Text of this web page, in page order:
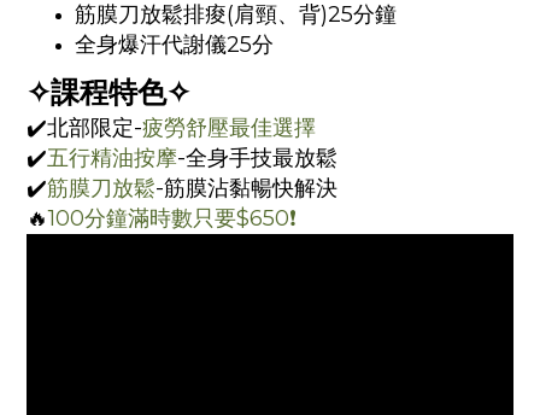
筋膜刀放鬆排痠(肩頸、背)25分鐘
全身爆汗代謝儀25分
✧課程特色✧
✔️北部限定-疲勞舒壓最佳選擇
✔️五行精油按摩-全身手技最放鬆
✔️筋膜刀放鬆-筋膜沾黏暢快解決
🔥100分鐘滿時數只要$650❗️